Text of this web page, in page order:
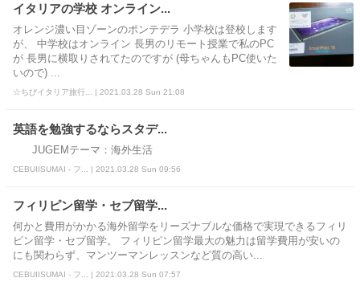
イタリアの学校 オンライン...
オレンジ濃い目ゾーンのポンテデラ 小学校は登校します
が、 中学校はオンライン 長男のリモート授業で私のPC
が 長男に横取りされてたのですが (母ちゃんもPC使いた
いので) ...
☆ちびイタリア旅行... | 2021.03.28 Sun 21:08
英語を勉強するならスタデ...
JUGEMテーマ：海外生活
CEBUIISUMAI - フ... | 2021.03.28 Sun 09:56
フィリピン留学・セブ留学...
何かと費用がかかる海外留学をリーズナブルな価格で実現できるフィリ
ピン留学・セブ留学。 フィリピン留学最大の魅力は留学費用が安いの
にも関わらず、マンツーマンレッスンなど質の高い...
CEBUIISUMAI - フ... | 2021.03.28 Sun 07:57